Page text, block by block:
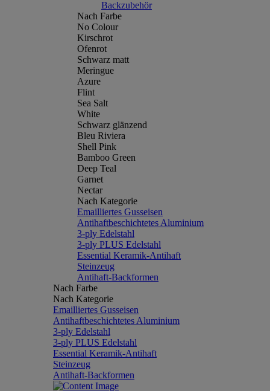
Backzubehör
Nach Farbe
No Colour
Kirschrot
Ofenrot
Schwarz matt
Meringue
Azure
Flint
Sea Salt
White
Schwarz glänzend
Bleu Riviera
Shell Pink
Bamboo Green
Deep Teal
Garnet
Nectar
Nach Kategorie
Emailliertes Gusseisen
Antihaftbeschichtetes Aluminium
3-ply Edelstahl
3-ply PLUS Edelstahl
Essential Keramik-Antihaft
Steinzeug
Antihaft-Backformen
Nach Farbe
Nach Kategorie
Emailliertes Gusseisen
Antihaftbeschichtetes Aluminium
3-ply Edelstahl
3-ply PLUS Edelstahl
Essential Keramik-Antihaft
Steinzeug
Antihaft-Backformen